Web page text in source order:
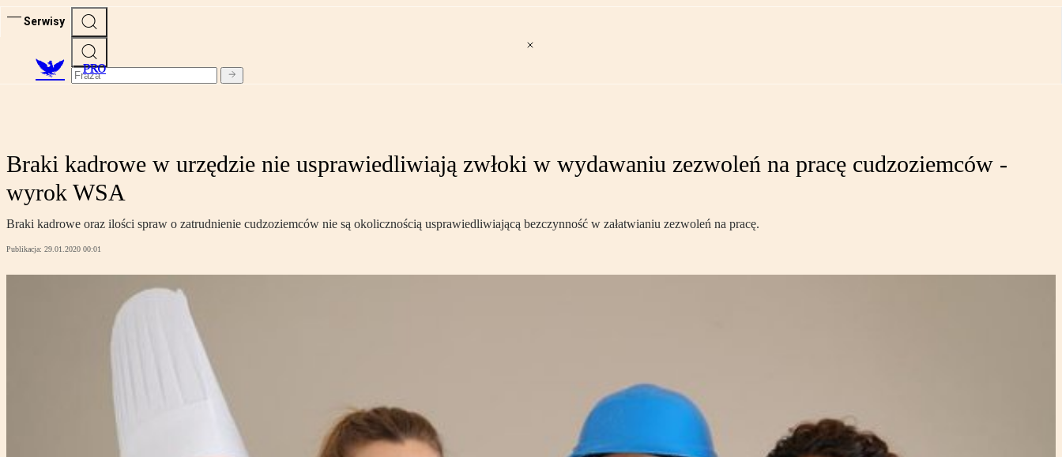
Serwisy
PRO
Braki kadrowe w urzędzie nie usprawiedliwiają zwłoki w wydawaniu zezwoleń na pracę cudzoziemców -
wyrok WSA
Braki kadrowe oraz ilości spraw o zatrudnienie cudzoziemców nie są okolicznością usprawiedliwiającą bezczynność w załatwianiu zezwoleń na pracę.
Publikacja: 29.01.2020 00:01